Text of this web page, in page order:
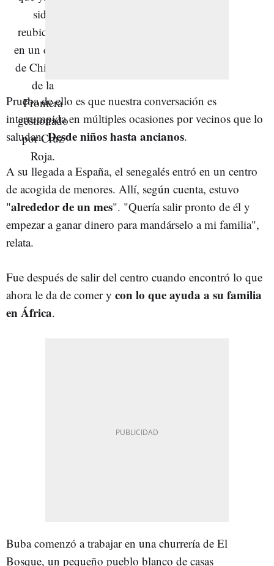
Prueba de ello es que nuestra conversación es
interrumpida en múltiples ocasiones por vecinos que lo
saludan.Desde niños hasta ancianos.
A su llegada a España, el senegalés entró en un centro
de acogida de menores. Allí, según cuenta, estuvo
"alrededor de un mes". "Quería salir pronto de él y
empezar a ganar dinero para mandárselo a mi familia",
relata.
Fue después de salir del centro cuando encontró lo que
ahora le da de comer y con lo que ayuda a su familia
en África.
Buba comenzó a trabajar en una churrería de El
Bosque, un pequeño pueblo blanco de casas